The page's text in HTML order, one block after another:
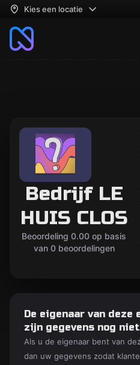
Kies een locatie
Bedrijf LE
HUIS CLOS
Beoordeling 0.00 op basis
van 0 beoordelingen
De eigenaar van deze
zijn gegevens nog
Als u de eigenaar bent van
dan uw gegevens zodat